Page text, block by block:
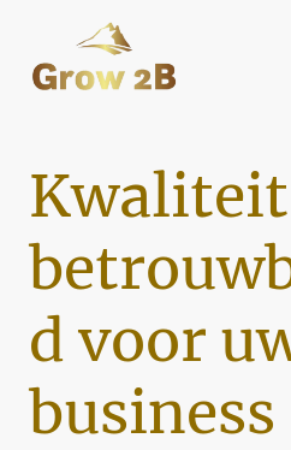
d voor
business